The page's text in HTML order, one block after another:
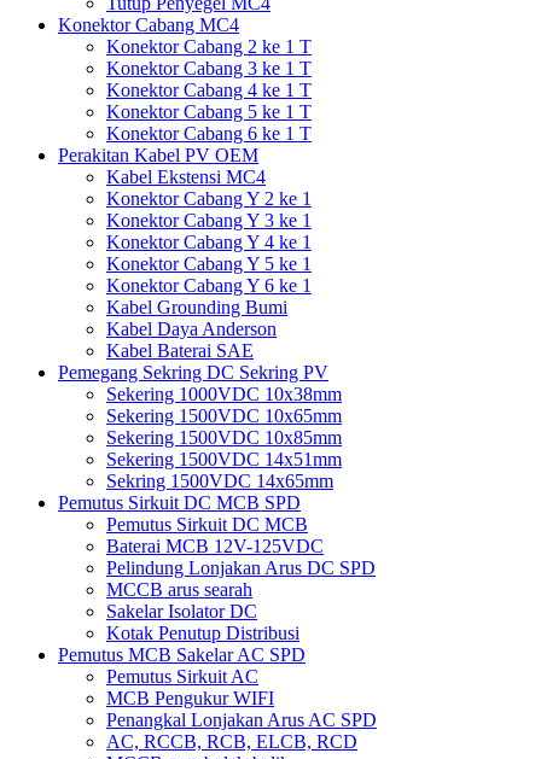
Konektor Cabang MC4
Konektor Cabang 2 ke 1 T
Konektor Cabang 3 ke 1 T
Konektor Cabang 4 ke 1 T
Konektor Cabang 5 ke 1 T
Konektor Cabang 6 ke 1 T
Perakitan Kabel PV OEM
Kabel Ekstensi MC4
Konektor Cabang Y 2 ke 1
Konektor Cabang Y 3 ke 1
Konektor Cabang Y 4 ke 1
Konektor Cabang Y 5 ke 1
Konektor Cabang Y 6 ke 1
Kabel Grounding Bumi
Kabel Daya Anderson
Kabel Baterai SAE
Pemegang Sekring DC Sekring PV
Sekering 1000VDC 10x38mm
Sekering 1500VDC 10x65mm
Sekering 1500VDC 10x85mm
Sekering 1500VDC 14x51mm
Sekring 1500VDC 14x65mm
Pemutus Sirkuit DC MCB SPD
Pemutus Sirkuit DC MCB
Baterai MCB 12V-125VDC
Pelindung Lonjakan Arus DC SPD
MCCB arus searah
Sakelar Isolator DC
Kotak Penutup Distribusi
Pemutus MCB Sakelar AC SPD
Pemutus Sirkuit AC
MCB Pengukur WIFI
Penangkal Lonjakan Arus AC SPD
AC, RCCB, RCB, ELCB, RCD